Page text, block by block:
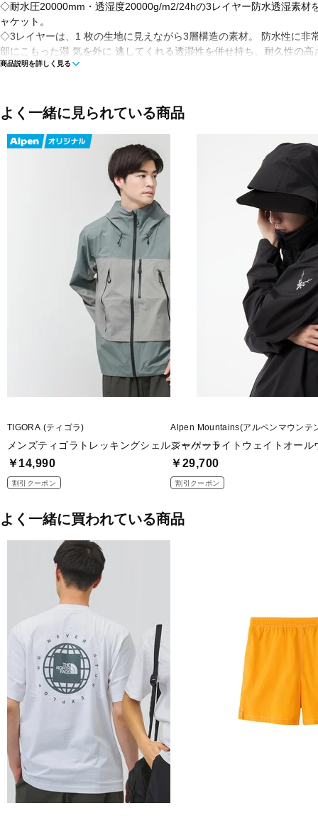
◇耐水圧20000mm・透湿度20000g/m2/24hの3レイヤー防水透湿素材
ャケット。
◇3レイヤーは、1 枚の生地に見えながら3層構造の素材。 防水性に非
部にこもった湿 気を外に 逃してくれる透湿性を併せ持ち、耐久性の高
ールマイティに活 躍する一枚です。
◇機能：耐久撥水、防水、透湿、防風、パッカブル
■カラー：
■素材：ポリエステル100％
XS(SS)：身長/157～163cm 胸囲/81～87cm
S：身長/162～168cm 胸囲/85～91cm
M：身長/167～173cm 胸囲/89～95cm
L：身長/172～178cm 胸囲/93～99cm
XL(LL・O)：身長/177～183cm 胸囲/97～103cm
■2023 Fall＆Winter モデル
※ブラウザやお使いのモニター環境により、掲載画像と実際の商品の
■メーカー型番：TR-9D3643JK
商品説明を詳しく見る
よく一緒に見られている商品
TIGORA (ティゴラ)
メンズティゴラトレッキングシェルジャケット
￥14,990
割引クーポン
Alpen Mountains(アルペンマウンテ
スーパーライトウェイトオー
￥29,700
割引クーポン
よく一緒に買われている商品